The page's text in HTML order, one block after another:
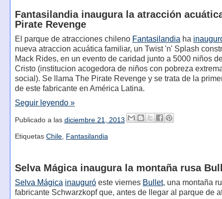
Fantasilandia inaugura la atracción
Pirate Revenge
El parque de atracciones chileno Fantasilandia ha
nueva atraccion acuática familiar, un Twist 'n' Splash
Mack Rides, en un evento de caridad junto a 5000 niños
Cristo (institucion acogedora de niños con pobreza
social). Se llama The Pirate Revenge y se trata de la
de este fabricante en América Latina.
Seguir leyendo »
Publicado a las diciembre 21, 2013
Etiquetas Chile, Fantasilandia
Selva Mágica inaugura la montaña rusa
Selva Mágica inauguróeste viernes Bullet, una montaña
fabricante Schwarzkopf que, antes de llegar al parque de